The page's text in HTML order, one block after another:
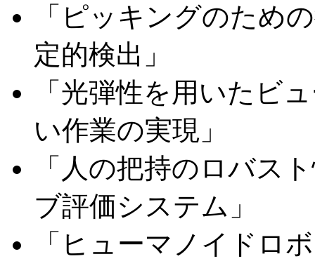
「ピッキングのため
定的検出」
「光弾性を用いたビ
い作業の実現」
「人の把持のロバス
ブ評価システム」
「ヒューマノイドロ